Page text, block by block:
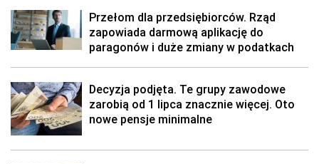
Przełom dla przedsiębiorców. Rząd
zapowiada darmową aplikację do
paragonów i duże zmiany w podatkach
Decyzja podjęta. Te grupy zawodowe
zarobią od 1 lipca znacznie więcej. Oto
nowe pensje minimalne